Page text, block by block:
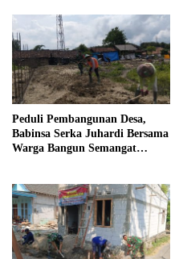
Peduli Pembangunan Desa,
Babinsa Serka Juhardi Bersama
Warga Bangun Semangat